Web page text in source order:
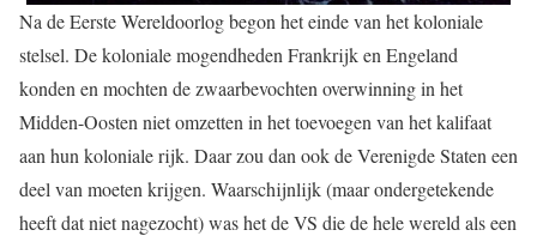
Na de Eerste Wereldoorlog begon het einde van het koloniale
stelsel. De koloniale mogendheden Frankrijk en Engeland
konden en mochten de zwaarbevochten overwinning in het
Midden-Oosten niet omzetten in het toevoegen van het kalifaat
aan hun koloniale rijk. Daar zou dan ook de Verenigde Staten een
deel van moeten krijgen. Waarschijnlijk (maar ondergetekende
heeft dat niet nagezocht) was het de VS die de hele wereld als een